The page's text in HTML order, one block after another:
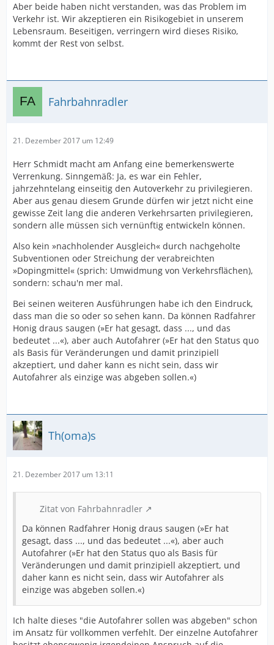
Aber beide haben nicht verstanden, was das Problem im
Verkehr ist. Wir akzeptieren ein Risikogebiet in unserem
Lebensraum. Beseitigen, verringern wird dieses Risiko,
kommt der Rest von selbst.
Fahrbahnradler
21. Dezember 2017 um 12:49
Herr Schmidt macht am Anfang eine bemerkenswerte
Verrenkung. Sinngemäß: Ja, es war ein Fehler,
jahrzehntelang einseitig den Autoverkehr zu privilegieren.
Aber aus genau diesem Grunde dürfen wir jetzt nicht eine
gewisse Zeit lang die anderen Verkehrsarten privilegieren,
sondern alle müssen sich vernünftig entwickeln können.
Also kein »nachholender Ausgleich« durch nachgeholte
Subventionen oder Streichung der verabreichten
»Dopingmittel« (sprich: Umwidmung von Verkehrsflächen),
sondern: schau'n mer mal.
Bei seinen weiteren Ausführungen habe ich den Eindruck,
dass man die so oder so sehen kann. Da können Radfahrer
Honig draus saugen (»Er hat gesagt, dass ..., und das
bedeutet ...«), aber auch Autofahrer (»Er hat den Status quo
als Basis für Veränderungen und damit prinzipiell
akzeptiert, und daher kann es nicht sein, dass wir
Autofahrer als einzige was abgeben sollen.«)
Th(oma)s
21. Dezember 2017 um 13:11
Zitat von Fahrbahnradler
Da können Radfahrer Honig draus saugen (»Er hat
gesagt, dass ..., und das bedeutet ...«), aber auch
Autofahrer (»Er hat den Status quo als Basis für
Veränderungen und damit prinzipiell akzeptiert, und
daher kann es nicht sein, dass wir Autofahrer als
einzige was abgeben sollen.«)
Ich halte dieses "die Autofahrer sollen was abgeben" schon
im Ansatz für vollkommen verfehlt. Der einzelne Autofahrer